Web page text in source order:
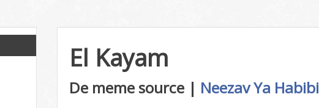
El Kayam
De meme source | Neezav Ya Habibi